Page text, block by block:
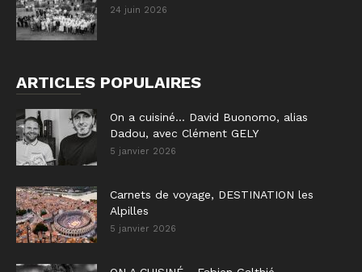
24 juin 2026
ARTICLES POPULAIRES
On a cuisiné… David Buonomo, alias
Dadou, avec Clément GELY
5 janvier 2026
Carnets de voyage, DESTINATION les
Alpilles
5 janvier 2026